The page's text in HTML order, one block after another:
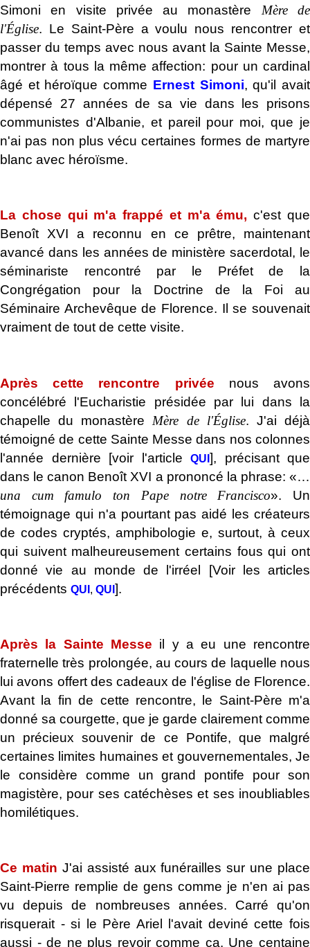
Simoni en visite privée au monastère Mère de
l'Église. Le Saint-Père a voulu nous rencontrer et
passer du temps avec nous avant la Sainte Messe,
montrer à tous la même affection: pour un cardinal
âgé et héroïque comme Ernest Simoni, qu'il avait
dépensé 27 années de sa vie dans les prisons
communistes d'Albanie, et pareil pour moi, que je
n'ai pas non plus vécu certaines formes de martyre
blanc avec héroïsme.
La chose qui m'a frappé et m'a ému, c'est que
Benoît XVI a reconnu en ce prêtre, maintenant
avancé dans les années de ministère sacerdotal, le
séminariste rencontré par le Préfet de la
Congrégation pour la Doctrine de la Foi au
Séminaire Archevêque de Florence. Il se souvenait
vraiment de tout de cette visite.
Après cette rencontre privée nous avons
concélébré l'Eucharistie présidée par lui dans la
chapelle du monastère Mère de l'Église. J'ai déjà
témoigné de cette Sainte Messe dans nos colonnes
l'année dernière [voir l'article
QUI ], précisant que
dans le canon Benoît XVI a prononcé la phrase: «…
una cum famulo ton Pape notre Francisco». Un
témoignage qui n'a pourtant pas aidé les créateurs
de codes cryptés, amphibologie e, surtout, à ceux
qui suivent malheureusement certains fous qui ont
donné vie au monde de l'irréel [Voir les articles
précédents QUI , QUI ].
Après la Sainte Messe il y a eu une rencontre
fraternelle très prolongée, au cours de laquelle nous
lui avons offert des cadeaux de l'église de Florence.
Avant la fin de cette rencontre, le Saint-Père m'a
donné sa courgette, que je garde clairement comme
un précieux souvenir de ce Pontife, que malgré
certaines limites humaines et gouvernementales, Je
le considère comme un grand pontife pour son
magistère, pour ses catéchèses et ses inoubliables
homilétiques.
Ce matin J'ai assisté aux funérailles sur une place
Saint-Pierre remplie de gens comme je n'en ai pas
vu depuis de nombreuses années. Carré qu'on
risquerait - si le Père Ariel l'avait deviné cette fois
aussi - de ne plus revoir comme ça. Une centaine